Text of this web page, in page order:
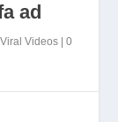
ad
,Viral Videos |0